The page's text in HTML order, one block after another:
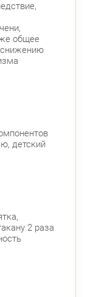
общее
снижению
детский
2 раза